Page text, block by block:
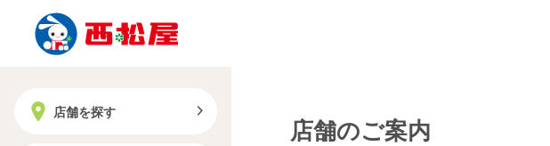
店舗を探す
店舗のご案内